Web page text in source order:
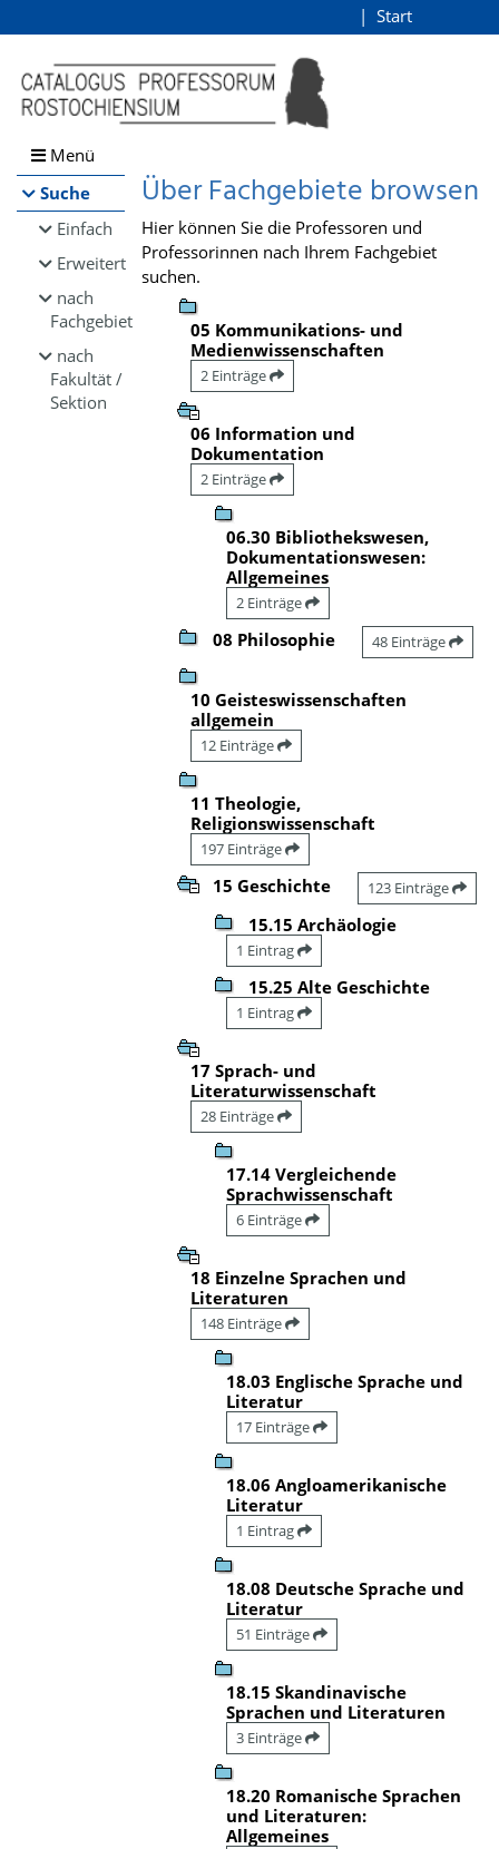
Browsen
direkt zum Inhalt
Start
Menü
Suche
Einfach
Erweitert
nach
Fachgebiet
nach
Fakultät /
Sektion
Über Fachgebiete browsen
Hier können Sie die Professoren und
Professorinnen nach Ihrem Fachgebiet
suchen.
05 Kommunikations- und
Medienwissenschaften
2 Einträge
06 Information und
Dokumentation
2 Einträge
06.30 Bibliothekswesen,
Dokumentationswesen:
Allgemeines
2 Einträge
08 Philosophie 48 Einträge
10 Geisteswissenschaften
allgemein
12 Einträge
11 Theologie,
Religionswissenschaft
197 Einträge
15 Geschichte 123 Einträge
15.15 Archäologie
1 Eintrag
15.25 Alte Geschichte
1 Eintrag
17 Sprach- und
Literaturwissenschaft
28 Einträge
17.14 Vergleichende
Sprachwissenschaft
6 Einträge
18 Einzelne Sprachen und
Literaturen
148 Einträge
18.03 Englische Sprache und
Literatur
17 Einträge
18.06 Angloamerikanische
Literatur
1 Eintrag
18.08 Deutsche Sprache und
Literatur
51 Einträge
18.15 Skandinavische
Sprachen und Literaturen
3 Einträge
18.20 Romanische Sprachen
und Literaturen:
Allgemeines